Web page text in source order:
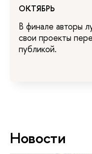
ОКТЯБРЬ
В финале авторы
свои проекты
публикой.
Новости